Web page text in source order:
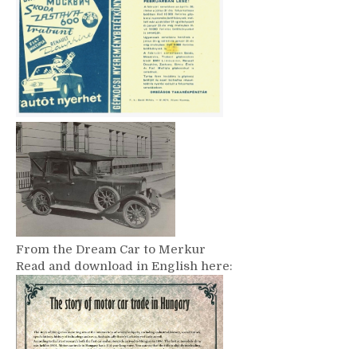
From the Dream Car to Merkur
Read and download in English here: